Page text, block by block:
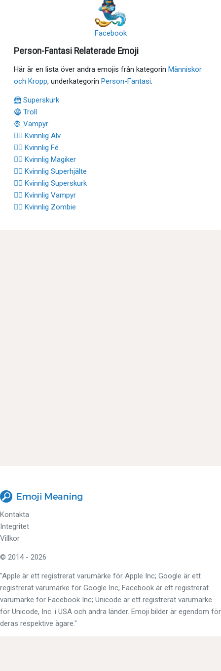
Facebook
Person-Fantasi Relaterade Emoji
Här är en lista över andra emojis från kategorin Människor
och Kropp, underkategorin Person-Fantasi:
🦹 Superskurk
🧌 Troll
🧛 Vampyr
🧝‍♀️ Kvinnlig Alv
🧚‍♀️ Kvinnlig Fé
🧙‍♀️ Kvinnlig Magiker
🦸‍♀️ Kvinnlig Superhjälte
🦹‍♀️ Kvinnlig Superskurk
🧛‍♀️ Kvinnlig Vampyr
🧟‍♀️ Kvinnlig Zombie
Kontakta
Integritet
Villkor
© 2014 - 2026
"Apple är ett registrerat varumärke för Apple Inc; Google är ett
registrerat varumärke för Google Inc; Facebook är ett registrerat
varumärke för Facebook Inc; Unicode är ett registrerat varumärke
för Unicode, Inc. i USA och andra länder. Emoji bilder är egendom för
deras respektive ägare."